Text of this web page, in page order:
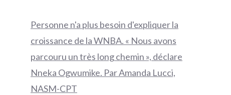
Personne n'a plus besoin d'expliquer la
croissance de la WNBA. « Nous avons
parcouru un très long chemin », déclare
Nneka Ogwumike. Par Amanda Lucci,
NASM-CPT